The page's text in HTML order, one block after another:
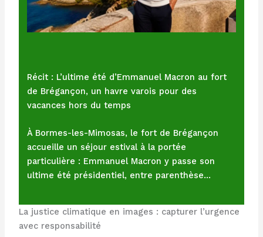
Récit : L’ultime été d’Emmanuel Macron au fort
de Brégançon, un havre varois pour des
vacances hors du temps
À Bormes-les-Mimosas, le fort de Brégançon
accueille un séjour estival à la portée
particulière : Emmanuel Macron y passe son
ultime été présidentiel, entre parenthèse…
La justice climatique en images : capturer l’urgence
avec responsabilité